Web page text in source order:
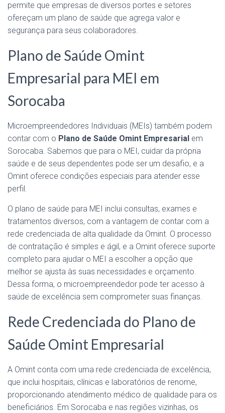
permite que empresas de diversos portes e setores
ofereçam um plano de saúde que agrega valor e
segurança para seus colaboradores.
Plano de Saúde Omint
Empresarial para MEI em
Sorocaba
Microempreendedores Individuais (MEIs) também podem
contar com o Plano de Saúde Omint Empresarial em
Sorocaba. Sabemos que para o MEI, cuidar da própria
saúde e de seus dependentes pode ser um desafio, e a
Omint oferece condições especiais para atender esse
perfil.
O plano de saúde para MEI inclui consultas, exames e
tratamentos diversos, com a vantagem de contar com a
rede credenciada de alta qualidade da Omint. O processo
de contratação é simples e ágil, e a Omint oferece suporte
completo para ajudar o MEI a escolher a opção que
melhor se ajusta às suas necessidades e orçamento.
Dessa forma, o microempreendedor pode ter acesso à
saúde de excelência sem comprometer suas finanças.
Rede Credenciada do Plano de
Saúde Omint Empresarial
A Omint conta com uma rede credenciada de excelência,
que inclui hospitais, clínicas e laboratórios de renome,
proporcionando atendimento médico de qualidade para os
beneficiários. Em Sorocaba e nas regiões vizinhas, os